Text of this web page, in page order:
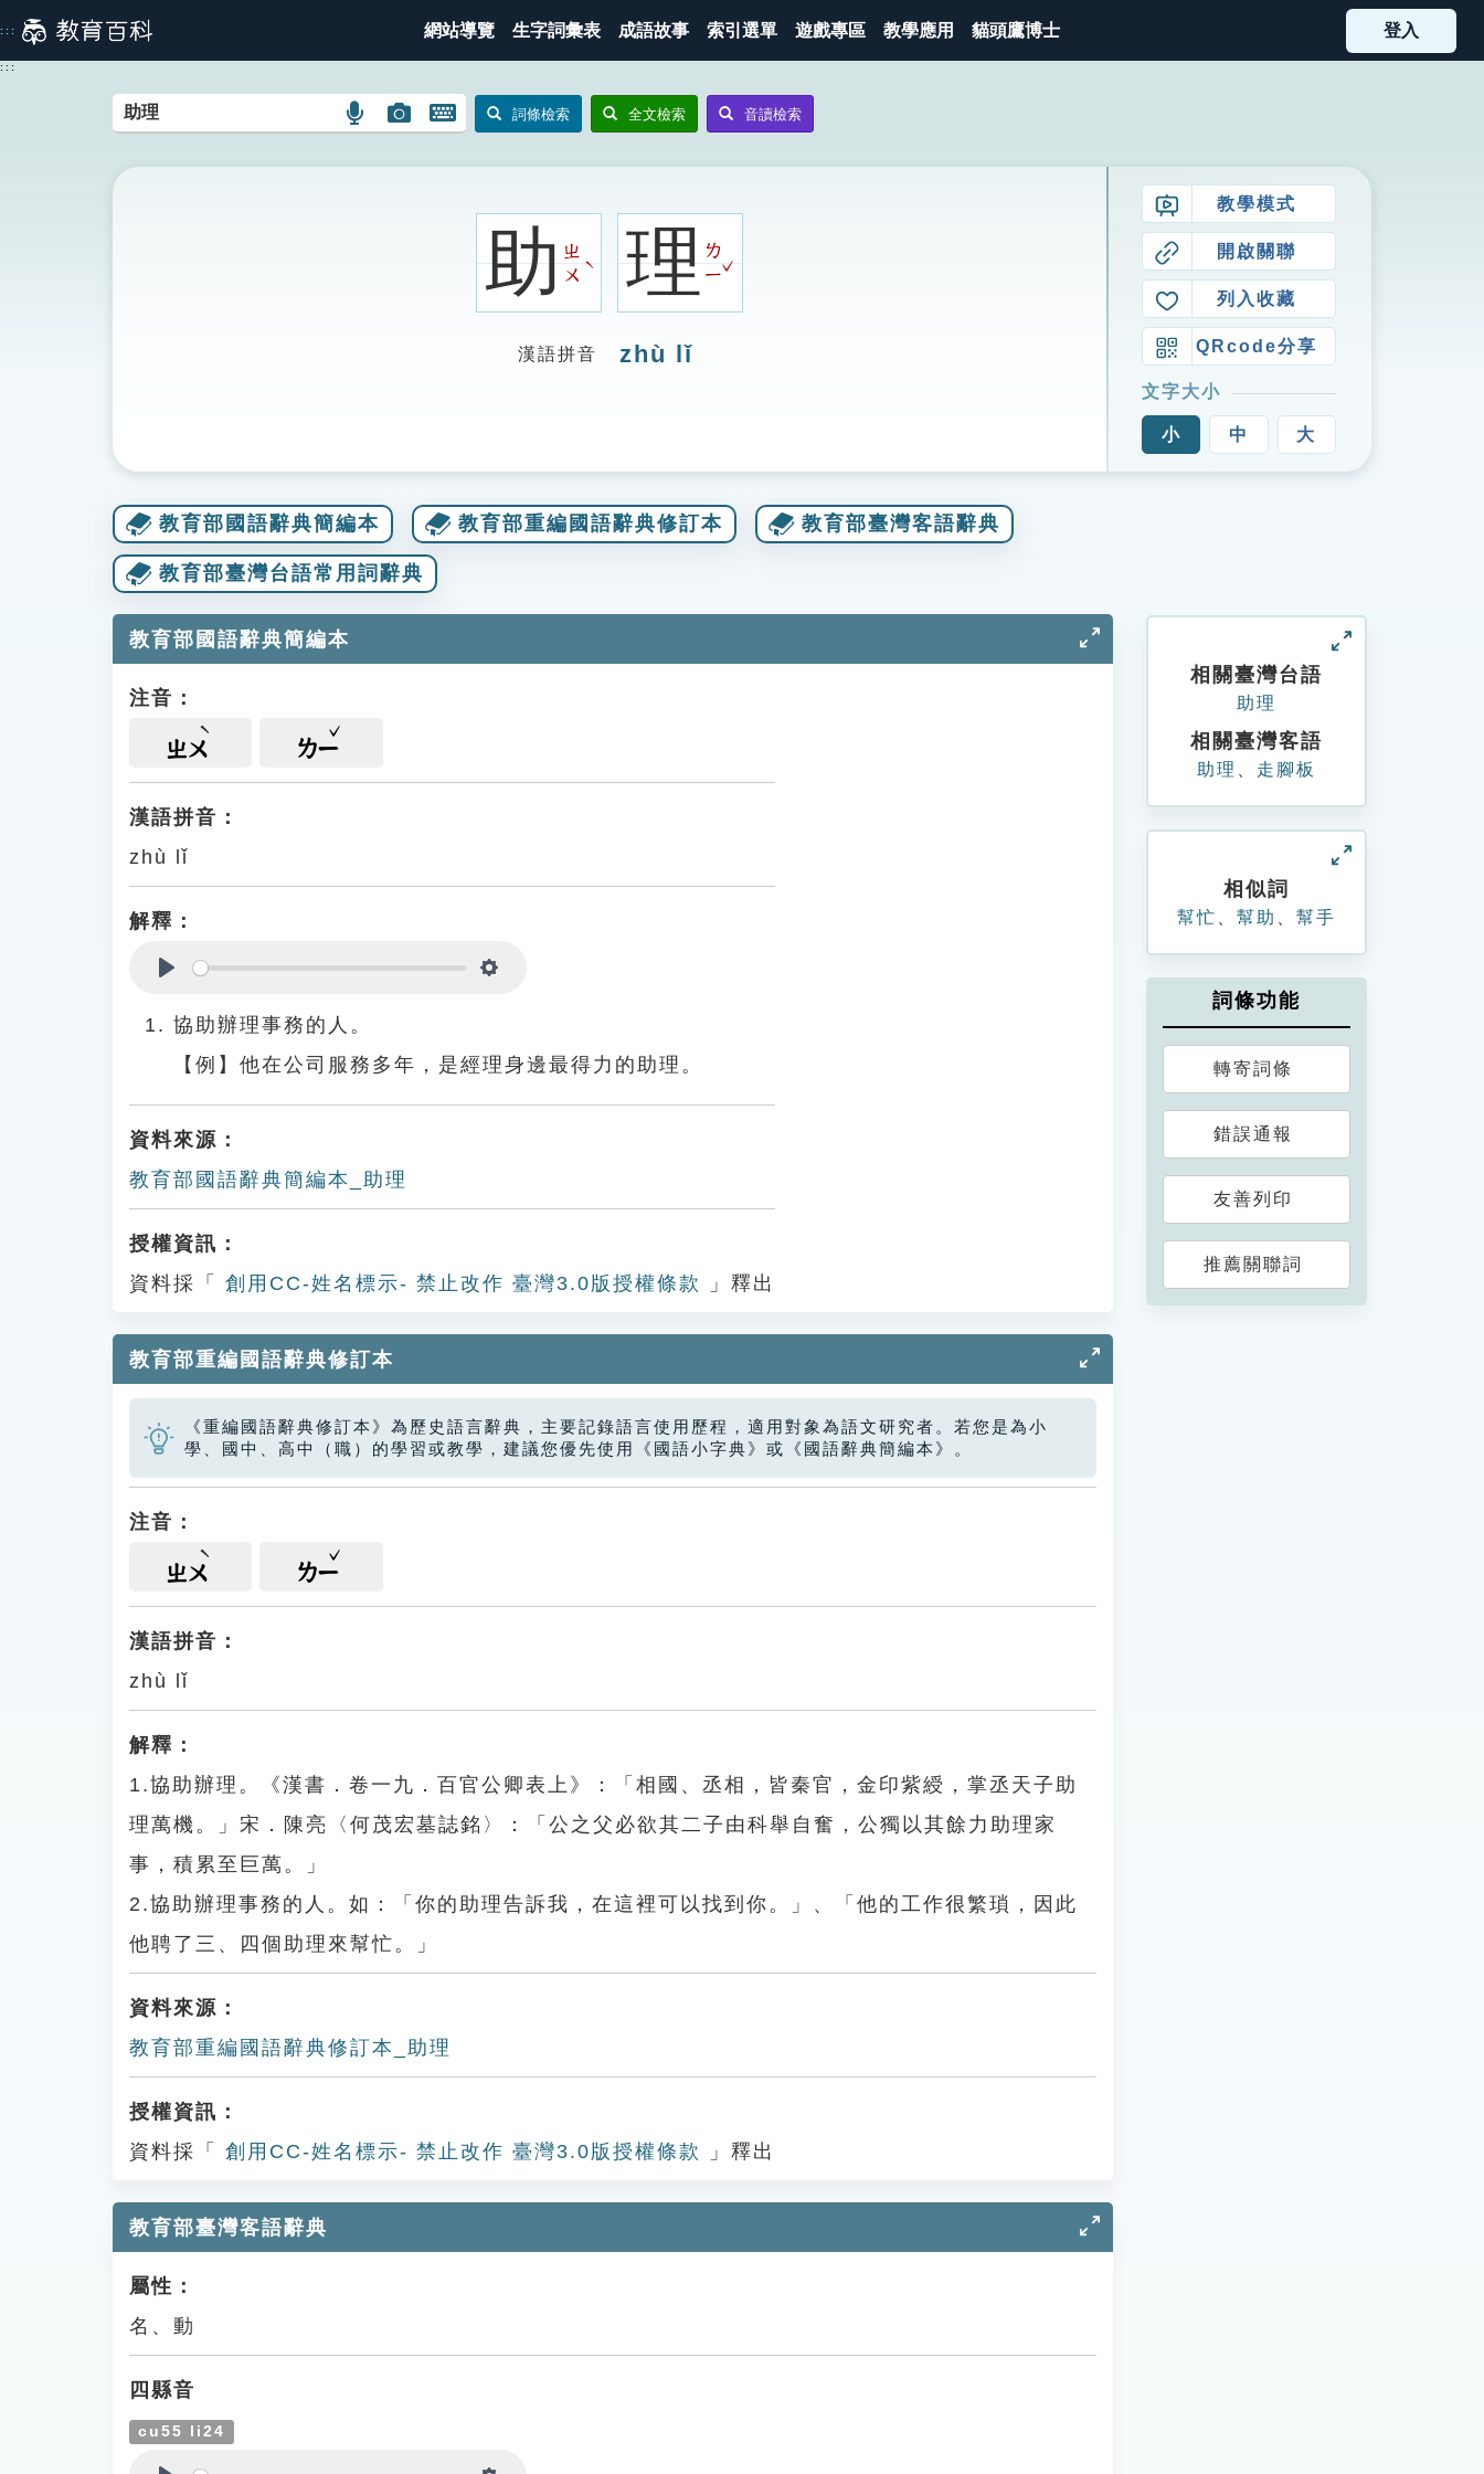
到
主
::: 網站導覽 生字詞彙表 成語故事 索引選單 遊戲專區 教學應用 貓頭鷹博士 登入
:::
語
搜
圖
搜
開
鍵
詞條檢索 全文檢索 音讀檢索
助ㄓ
ㄨ
ˋ 理ㄌ
ㄧ
ˇ
漢語拼音 zhù lǐ
教學模式
開啟關聯
列入收藏
QRcode分享
文字大小
小 中 大
教育部國語辭典簡編本 教育部重編國語辭典修訂本 教育部臺灣客語辭典
教育部臺灣台語常用詞辭典
教育部國語辭典簡編本
注音：
ㄓㄨ ㄌㄧ
漢語拼音：
zhù lǐ
解釋：
協助辦理事務的人。
【例】他在公司服務多年，是經理身邊最得力的助理。
資料來源：
教育部國語辭典簡編本_助理
授權資訊：
資料採「
創用CC-姓名標示- 禁止改作 臺灣3.0版授權條款 」釋出
教育部重編國語辭典修訂本
《重編國語辭典修訂本》為歷史語言辭典，主要記錄語言使用歷程，適用對象為語文研究者。若您是為小
學、國中、高中（職）的學習或教學，建議您優先使用《國語小字典》或《國語辭典簡編本》。
注音：
ㄓㄨ ㄌㄧ
漢語拼音：
zhù lǐ
解釋：
1.協助辦理。《漢書．卷一九．百官公卿表上》：「相國、丞相，皆秦官，金印紫綬，掌丞天子助
理萬機。」宋．陳亮〈何茂宏墓誌銘〉：「公之父必欲其二子由科舉自奮，公獨以其餘力助理家
事，積累至巨萬。」
2.協助辦理事務的人。如：「你的助理告訴我，在這裡可以找到你。」、「他的工作很繁瑣，因此
他聘了三、四個助理來幫忙。」
資料來源：
教育部重編國語辭典修訂本_助理
授權資訊：
資料採「
創用CC-姓名標示- 禁止改作 臺灣3.0版授權條款 」釋出
教育部臺灣客語辭典
屬性：
名、動
四縣音
cu55 li24
相關臺灣台語
助理
相關臺灣客語
助理 走腳板
相似詞
幫忙 幫助 幫手
詞條功能
轉寄詞條
錯誤通報
友善列印
推薦關聯詞